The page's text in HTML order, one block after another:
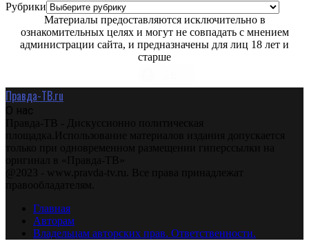
Рубрики
Материалы предоставляются исключительно в
ознакомительных целях и могут не совпадать с мнением
администрации сайта, и предназначены для лиц 18 лет и
старше
Правда-ТВ.ru
О нас
Правда-ТВ - Дискуссионно политическая
площадка.Использование материалов издания допускается
только при одновременном размещении гиперссылки на
оригинал в «Правда-ТВ»
@2023 - www.pravda-tv.ru. Все права принадлежат
правообладателям.
Главная
Авторам
Владельцам авторских прав. Ответственности.